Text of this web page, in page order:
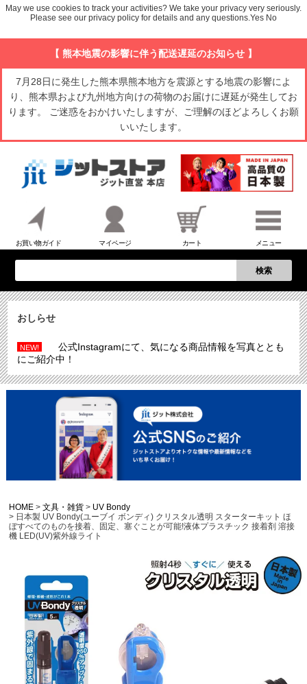
【 熊本地震の影響に伴う配送遅延のお知らせ 】
7月28日に発生した熊本県熊本地方を震源とする地震の影響によ
り、熊本県および九州地方向けの荷物のお届けに遅延が発生してお
ります。 ご迷惑をおかけいたしますが、ご理解のほどよろしくお願
いいたします。
お買い物ガイド マイページ カート メニュー
検索
おしらせ
NEW!
公式Instagramにて、気になる商品情報を写真ととも
にご紹介中！
HOME 文具・雑貨
UV Bondy
日本製 UV Bondy(ユーブイ ボンディ) クリスタル透明 スターターキット ほ
ぼすべてのものを接着、固定、塞ぐことが可能!液体プラスチック 接着剤 溶接
機 LED(UV)紫外線ライト
May we use cookies to track your activities? We take your privacy very seriously.
Please see our privacy policy for details and any questions.Yes No